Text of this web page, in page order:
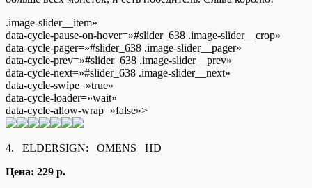
.image-slider__item»
data-cycle-pause-on-hover=»#slider_638 .image-slider__crop»
data-cycle-pager=»#slider_638 .image-slider__pager»
data-cycle-prev=»#slider_638 .image-slider__prev»
data-cycle-next=»#slider_638 .image-slider__next»
data-cycle-swipe=»true»
data-cycle-loader=»wait»
data-cycle-allow-wrap=»false»>
4. ELDERSIGN: OMENS HD
Цена: 229 р.